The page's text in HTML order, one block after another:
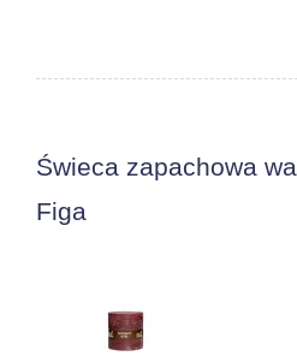
Świeca zapachowa
Figa